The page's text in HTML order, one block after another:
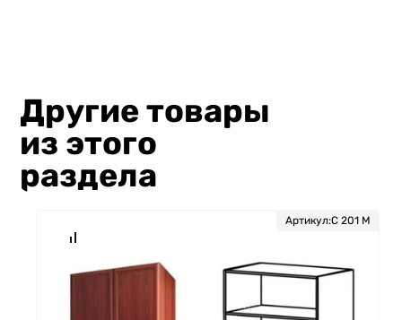
Другие товары
из этого
раздела
Артикул:С 201 М